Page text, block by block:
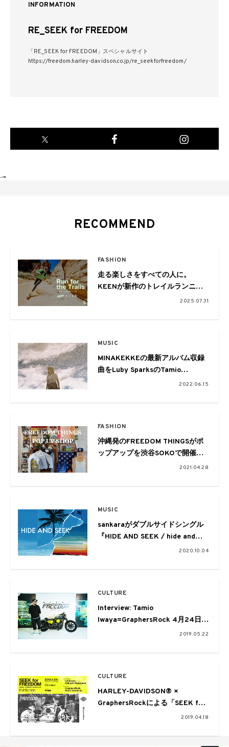
INFORMATION
RE_SEEK for FREEDOM
「RE_SEEK for FREEDOM」スペシャルサイト
https://freedom.harley-davidson.co.jp/re_seekforfreedom/
-->
RECOMMEND
FASHION
走る楽しさをすべての人に。
KEENが新作のトレイルランニン
グシューズ「SEEK」をリリース
2025.07.31
MUSIC
MINAKEKKEの最新アルバム収録
曲をLuby SparksのTamio
2022.06.15
FASHION
沖縄発のFREEDOM THINGSがポ
ップアップを渋谷SOKOで開催
rwcheやCarServiceにPEACEEE
2021.04.28
MUSIC
sankaraがダブルサイドシングル
『HIDE AND SEEK / hide and
2020.10.04
CULTURE
Interview: Tamio
Iwaya=GraphersRock 4月24日に
開催されたイベントSEEK for
されたデザインについて
2019.05.22
CULTURE
HARLEY-DAVIDSON® ×
GraphersRockによる「SEEK for
FREEDOM」が一夜限りのイベン
紙によるパフォーマンスも
2019.04.18